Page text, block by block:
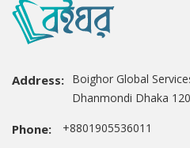
Address: Boighor Global
Dhanmondi Dhaka
Phone: +8801905536011